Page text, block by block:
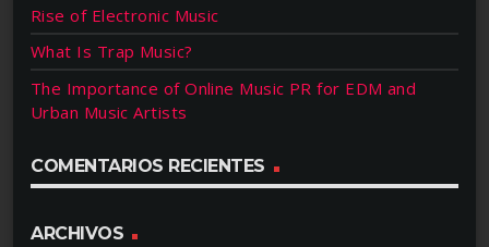
Rise of Electronic Music
What Is Trap Music?
The Importance of Online Music PR for EDM and
Urban Music Artists
COMENTARIOS RECIENTES
ARCHIVOS